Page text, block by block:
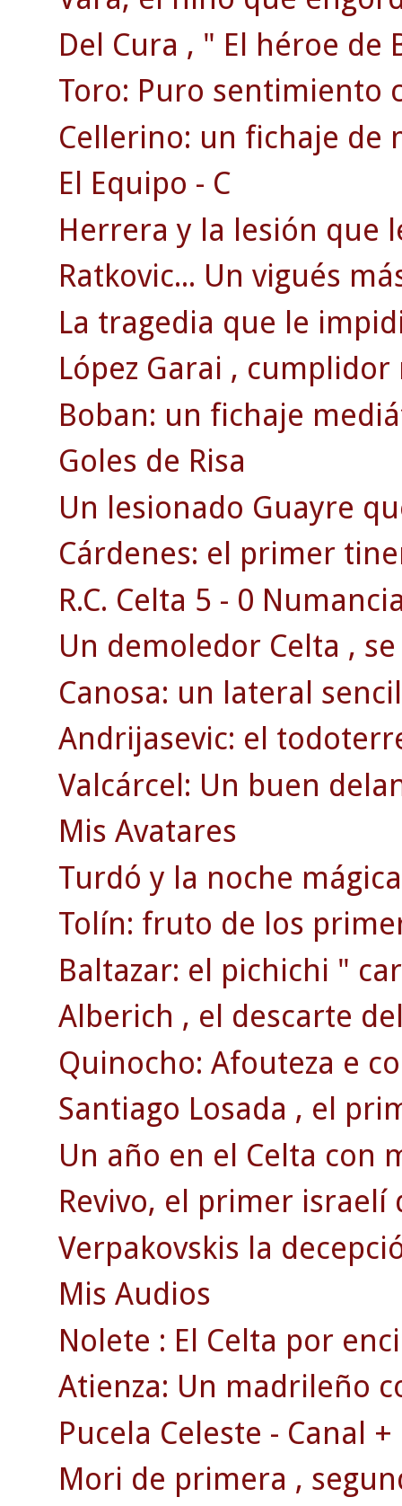
Del Cura , " El héroe de
Toro: Puro sentimiento
Cellerino: un fichaje de
El Equipo - C
Herrera y la lesión que
Ratkovic... Un vigués
La tragedia que le
López Garai ,
Boban: un fichaje
Goles de Risa
Un lesionado Guayre
Cárdenes: el primer
R.C. Celta 5 - 0
Un demoledor Celta ,
Canosa: un lateral
Andrijasevic: el
Valcárcel: Un buen
Mis Avatares
Turdó y la noche
Tolín: fruto de los
Baltazar: el pichichi "
Alberich , el descarte
Quinocho: Afouteza e
Santiago Losada , el
Un año en el Celta con
Revivo, el primer israelí
Verpakovskis la
Mis Audios
Nolete : El Celta por
Atienza: Un madrileño
Pucela Celeste - Canal +
Mori de primera ,